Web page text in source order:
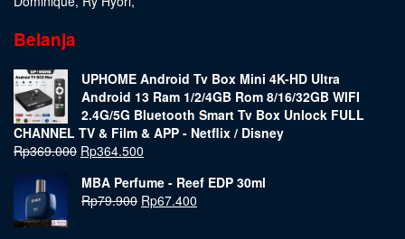
Belanja
UPHOME Android Tv Box Mini 4K-HD Ultra
Android 13 Ram 1/2/4GB Rom 8/16/32GB WIFI
2.4G/5G Bluetooth Smart Tv Box Unlock FULL
CHANNEL TV & Film & APP - Netflix / Disney
Rp369.000 Rp364.500
MBA Perfume - Reef EDP 30ml
Rp79.900 Rp67.400